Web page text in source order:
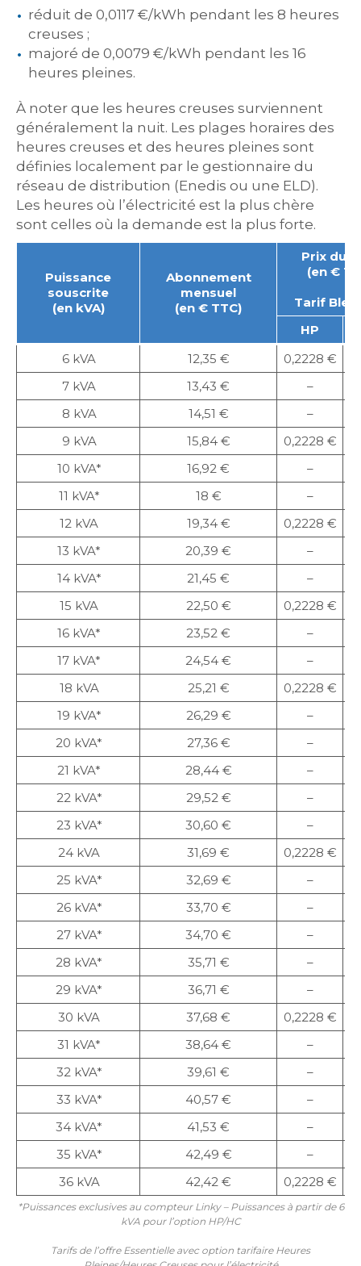
réduit de 0,0117 €/kWh pendant les 8 heures
creuses ;
majoré de 0,0079 €/kWh pendant les 16
heures pleines.
À noter que les heures creuses surviennent
généralement la nuit. Les plages horaires des
heures creuses et des heures pleines sont
définies localement par le gestionnaire du
réseau de distribution (Enedis ou une ELD).
Les heures où l’électricité est la plus chère
sont celles où la demande est la plus forte.
Puissance
souscrite
(en kVA)
Abonnement
mensuel
(en € TTC)
Prix du
(en €
Tarif Bleu
HP
6 kVA
12,35 € 0,2228 €
7 kVA
13,43 €
–
8 kVA
14,51 €
–
9 kVA
15,84 € 0,2228 €
10 kVA*
16,92 €
–
11 kVA*
18 €
–
12 kVA
19,34 € 0,2228 €
13 kVA*
20,39 €
–
14 kVA*
21,45 €
–
15 kVA
22,50 € 0,2228 €
16 kVA*
23,52 €
–
17 kVA*
24,54 €
–
18 kVA
25,21 € 0,2228 €
19 kVA*
26,29 €
–
20 kVA*
27,36 €
–
21 kVA*
28,44 €
–
22 kVA*
29,52 €
–
23 kVA*
30,60 €
–
24 kVA
31,69 € 0,2228 €
25 kVA*
32,69 €
–
26 kVA*
33,70 €
–
27 kVA*
34,70 €
–
28 kVA*
35,71 €
–
29 kVA*
36,71 €
–
30 kVA
37,68 € 0,2228 €
31 kVA*
38,64 €
–
32 kVA*
39,61 €
–
33 kVA*
40,57 €
–
34 kVA*
41,53 €
–
35 kVA*
42,49 €
–
36 kVA
42,42 € 0,2228 €
*Puissances exclusives au compteur Linky – Puissances à partir de 6
kVA pour l’option HP/HC
Tarifs de l’offre Essentielle avec option tarifaire Heures